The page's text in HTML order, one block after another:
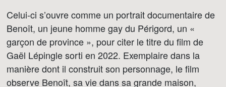
Celui-ci s’ouvre comme un portrait documentaire de
Benoît, un jeune homme gay du Périgord, un «
garçon de province », pour citer le titre du film de
Gaël Lépingle sorti en 2022. Exemplaire dans la
manière dont il construit son personnage, le film
observe Benoît, sa vie dans sa grande maison,